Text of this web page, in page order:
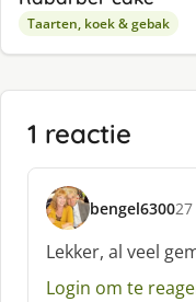
Taarten, koek & gebak
1 reactie
bengel6300
s
c
h
r
Lekker, al veel
Login om te